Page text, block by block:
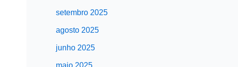
setembro 2025
agosto 2025
junho 2025